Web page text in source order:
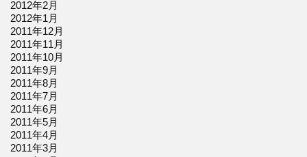
2012年2月
2012年1月
2011年12月
2011年11月
2011年10月
2011年9月
2011年8月
2011年7月
2011年6月
2011年5月
2011年4月
2011年3月